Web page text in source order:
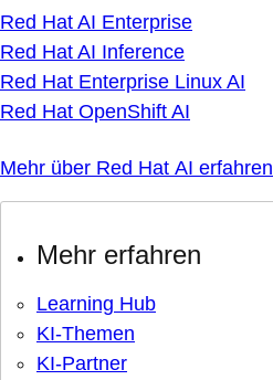
Red Hat AI Enterprise
Red Hat AI Inference
Red Hat Enterprise Linux AI
Red Hat OpenShift AI
Mehr über Red Hat AI erfahren
Mehr erfahren
Learning Hub
KI-Themen
KI-Partner